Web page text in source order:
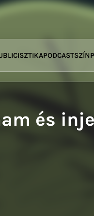
PODCAST
és